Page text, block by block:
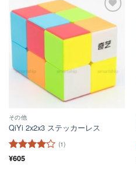
ほし
い！
その他
QiYi 2x2x3 ステッカーレス
5段階中
(1)
¥605